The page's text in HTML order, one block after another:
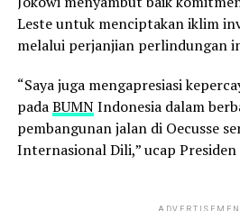
Leste untuk menciptakan iklim
melalui perjanjian perlindungan
“Saya juga mengapresiasi
padaBUMNIndonesia dalam
pembangunan jalan di Oecusse
Internasional Dili,” ucap Presiden